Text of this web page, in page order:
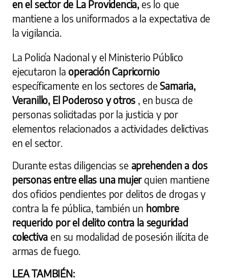
en el sector de La Providencia, es lo que
mantiene a los uniformados a la expectativa de
la vigilancia.
La Policía Nacional y el Ministerio Público
ejecutaron la operación Capricornio
específicamente en los sectores deSamaria,
Veranillo, El Poderoso y otros , en busca de
personas solicitadas por la justicia y por
elementos relacionados a actividades delictivas
en el sector.
Durante estas diligencias se aprehenden a dos
personas entre ellas una mujer quien mantiene
dos oficios pendientes por delitos de drogas y
contra la fe pública, también un hombre
requerido por el delito contra la seguridad
colectivaen su modalidad de posesión ilícita de
armas de fuego.
LEA TAMBIÉN: